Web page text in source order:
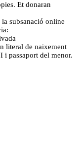
Et donaran
subsanació online
literal de naixement
i passaport del menor.